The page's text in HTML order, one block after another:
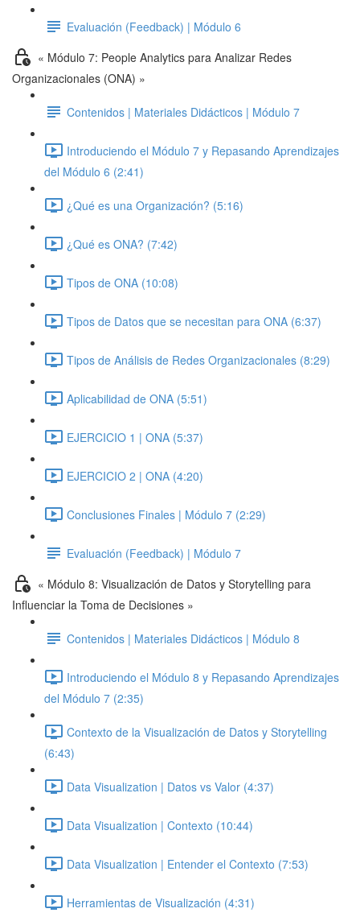
Evaluación (Feedback) | Módulo 6
« Módulo 7: People Analytics para Analizar Redes
Organizacionales (ONA) »
Contenidos | Materiales Didácticos | Módulo 7
Introduciendo el Módulo 7 y Repasando Aprendizajes
del Módulo 6 (2:41)
¿Qué es una Organización? (5:16)
¿Qué es ONA? (7:42)
Tipos de ONA (10:08)
Tipos de Datos que se necesitan para ONA (6:37)
Tipos de Análisis de Redes Organizacionales (8:29)
Aplicabilidad de ONA (5:51)
EJERCICIO 1 | ONA (5:37)
EJERCICIO 2 | ONA (4:20)
Conclusiones Finales | Módulo 7 (2:29)
Evaluación (Feedback) | Módulo 7
« Módulo 8: Visualización de Datos y Storytelling para
Influenciar la Toma de Decisiones »
Contenidos | Materiales Didácticos | Módulo 8
Introduciendo el Módulo 8 y Repasando Aprendizajes
del Módulo 7 (2:35)
Contexto de la Visualización de Datos y Storytelling
(6:43)
Data Visualization | Datos vs Valor (4:37)
Data Visualization | Contexto (10:44)
Data Visualization | Entender el Contexto (7:53)
Herramientas de Visualización (4:31)